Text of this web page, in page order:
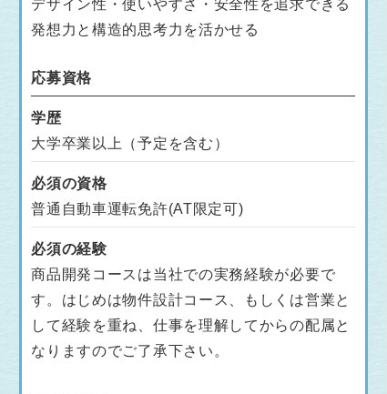
デザイン性・使いやすさ・安全性を追求できる
発想力と構造的思考力を活かせる
応募資格
学歴
大学卒業以上（予定を含む）
必須の資格
普通自動車運転免許(AT限定可)
必須の経験
商品開発コースは当社での実務経験が必要で
す。はじめは物件設計コース、もしくは営業と
して経験を重ね、仕事を理解してからの配属と
なりますのでご了承下さい。